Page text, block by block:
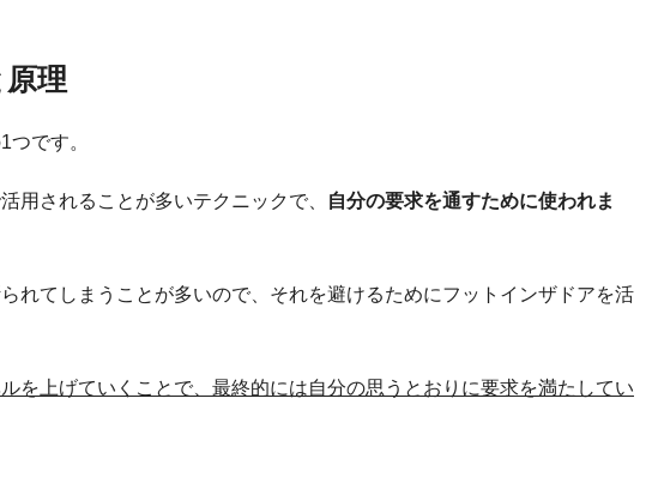
理
です。
用されることが多いテクニックで、
自分の要求を通すために使われま
れてしまうことが多いので、それを避けるためにフットインザドアを活
を上げていくことで、最終的には自分の思うとおりに要求を満たしてい